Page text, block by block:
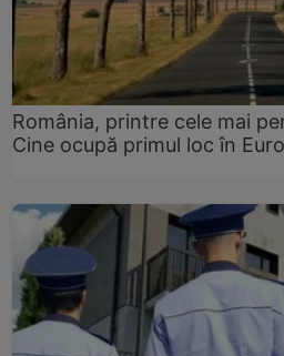
România, printre cele mai
Cine ocupă primul loc în